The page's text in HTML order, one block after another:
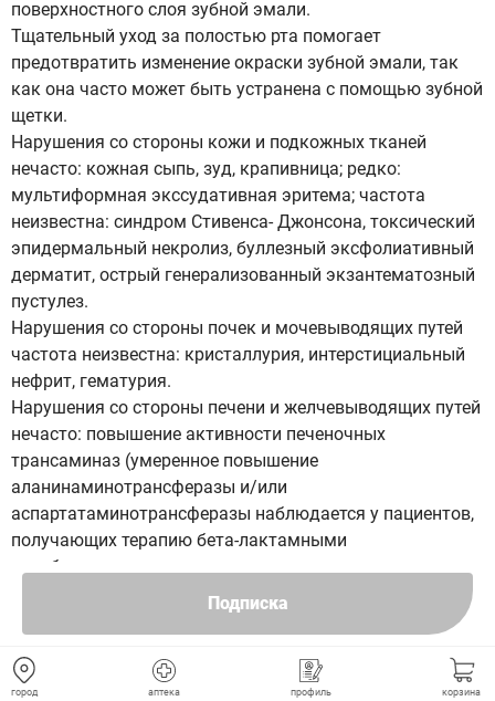
город аптека профиль корзина
Подписка
поверхностного слоя зубной эмали.
Тщательный уход за полостью рта помогает
предотвратить изменение окраски зубной эмали, так
как она часто может быть устранена с помощью зубной
щетки.
Нарушения со стороны кожи и подкожных тканей
нечасто: кожная сыпь, зуд, крапивница; редко:
мультиформная экссудативная эритема; частота
неизвестна: синдром Стивенса- Джонсона, токсический
эпидермальный некролиз, буллезный эксфолиативный
дерматит, острый генерализованный экзантематозный
пустулез.
Нарушения со стороны почек и мочевыводящих путей
частота неизвестна: кристаллурия, интерстициальный
нефрит, гематурия.
Нарушения со стороны печени и желчевыводящих путей
нечасто: повышение активности печеночных
трансаминаз (умеренное повышение
аланинаминотрансферазы и/или
аспартатаминотрансферазы наблюдается у пациентов,
получающих терапию бета-лактамными
антибиотиками, однако его клиническая значимость
неизвестна); частота неизвестна: повышение
активности щелочной фосфатазы, повышение
желтуха (отмечались при сопутствующей терапии